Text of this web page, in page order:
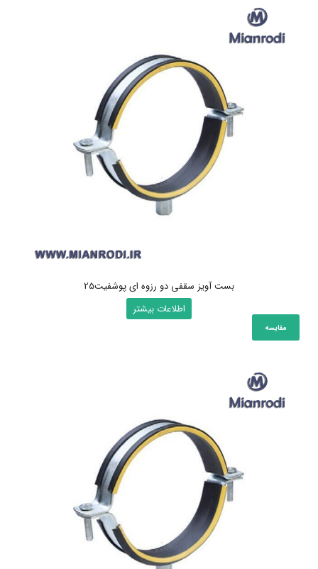
بست آویز سقفی دو رزوه ای پوشفیت25
اطلاعات بیشتر
مقایسه